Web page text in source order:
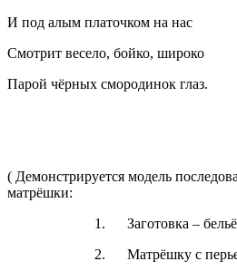
И под алым платочком на нас
Смотрит весело, бойко, широко
Парой чёрных смородинок глаз.
( Демонстрируется модель
матрёшки:
1. Заготовка –
2. Матрёшку с